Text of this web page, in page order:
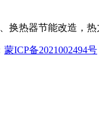
热器节能改造，
蒙ICP备2021002494号